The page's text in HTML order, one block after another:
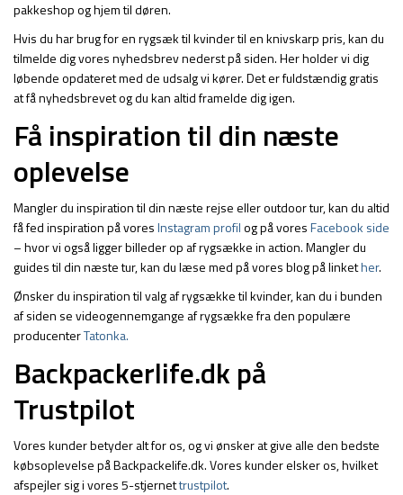
pakkeshop og hjem til døren.
Hvis du har brug for en rygsæk til kvinder til en knivskarp pris, kan du
tilmelde dig vores nyhedsbrev nederst på siden. Her holder vi dig
løbende opdateret med de udsalg vi kører. Det er fuldstændig gratis
at få nyhedsbrevet og du kan altid framelde dig igen.
Få inspiration til din næste
oplevelse
Mangler du inspiration til din næste rejse eller outdoor tur, kan du altid
få fed inspiration på voresInstagram profilog på voresFacebook side
– hvor vi også ligger billeder op af rygsække in action. Mangler du
guides til din næste tur, kan du læse med på vores blog på linkether.
Ønsker du inspiration til valg af rygsække til kvinder, kan du i bunden
af siden se videogennemgange af rygsække fra den populære
producenterTatonka.
Backpackerlife.dk på
Trustpilot
Vores kunder betyder alt for os, og vi ønsker at give alle den bedste
købsoplevelse på Backpackelife.dk. Vores kunder elsker os, hvilket
afspejler sig i vores 5-stjernettrustpilot.